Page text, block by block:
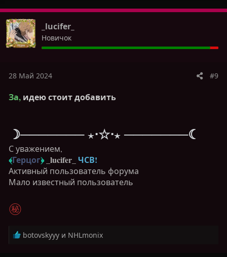
Спасибо за внимание
к
ц
и
и
:
_lucifer_
Новичок
28 Май 2024 #9
За, идею стоит добавить
☽─────── ⋆⋅☆⋅⋆ ───────☾
С уважением,
﴾Герцог﴿_lucifer_ ЧСВ!
Активный пользователь форума
Мало известный пользователь
㊙
Р
botovskyyy и NHLmonix